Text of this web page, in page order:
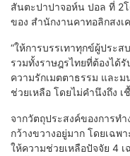
สันตะปาปาจอห์น ปอล ที่ 2
ของ สำนักงานคาทอลิกสง
“ให้การบรรเทาทุกข์ผู้ประ
รวมทั้งราษฎรไทยที่ต้องได้
ความรักเมตตาธรรม และ
ช่วยเหลือ โดยไม่คำนึงถึง
จากวัตถุประสงค์ของการท
กว้างขวางอยู่มาก โดยเฉพ
ให้ความช่วยเหลือปัจจัย 4